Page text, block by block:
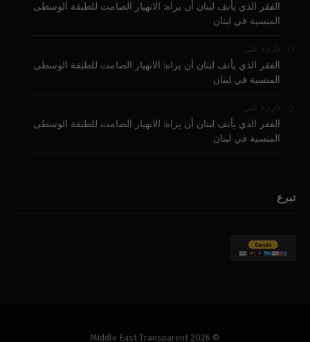
الفقر الذي يأنف لبنان أن يراه: الانهيار الصامت للطبقة الوسطى
المنسية في لبنان
قارىء على
الفقر الذي يأنف لبنان أن يراه: الانهيار الصامت للطبقة الوسطى
المنسية في لبنان
قارىء على
الفقر الذي يأنف لبنان أن يراه: الانهيار الصامت للطبقة الوسطى
المنسية في لبنان
تبرع
© 2026 Middle East Transparent